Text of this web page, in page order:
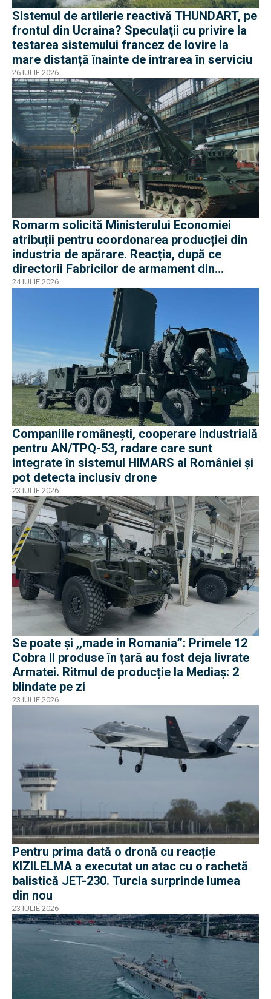
Sistemul de artilerie reactivă THUNDART, pe
frontul din Ucraina? Speculaţii cu privire la
testarea sistemului francez de lovire la
mare distanță înainte de intrarea în serviciu
26 IULIE 2026
Romarm solicită Ministerului Economiei
atribuții pentru coordonarea producției din
industria de apărare. Reacția, după ce
directorii Fabricilor de armament din
București și Plopeni au fost reținuți de DNA
24 IULIE 2026
Companiile românești, cooperare industrială
pentru AN/TPQ-53, radare care sunt
integrate în sistemul HIMARS al României și
pot detecta inclusiv drone
23 IULIE 2026
Se poate și ,,made in Romania’’: Primele 12
Cobra II produse în țară au fost deja livrate
Armatei. Ritmul de producție la Mediaș: 2
blindate pe zi
23 IULIE 2026
Pentru prima dată o dronă cu reacție
KIZILELMA a executat un atac cu o rachetă
balistică JET-230. Turcia surprinde lumea
din nou
23 IULIE 2026